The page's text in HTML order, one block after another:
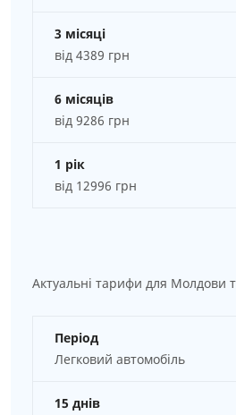
3 місяці
від 4389 грн
6 місяців
від 9286 грн
1 рік
від 12996 грн
Актуальні тарифи для Молдови
Період
Легковий автомобіль
15 днів